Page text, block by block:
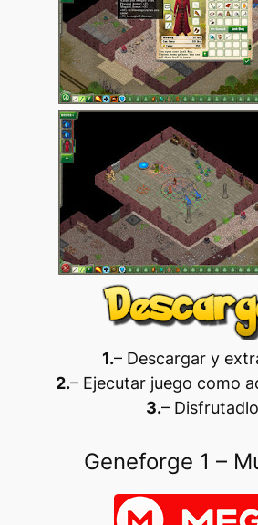
1.– Descargar y
2.– Ejecutar juego como
3.– Disfrutadlo
Geneforge 1 –